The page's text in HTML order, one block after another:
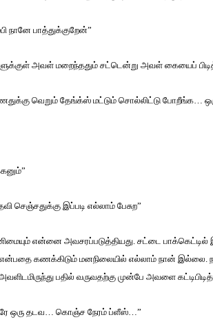
நானே பாத்துக்குறேன்”
அவள் மறைந்ததும் சட்டென்று அவள் கையைப்
வெறும் தேங்க்ஸ் மட்டும் சொல்லிட்டு போறீங்க…
செஞ்சதுக்கு இப்படி எல்லாம் பேசுற”
என்னை அவசரப்படுத்தியது. சட்டை
என்பதை கணக்கிடும் மனநிலையில் எல்லாம் நான்
பதில் வருவதற்கு முன்பே அவளை
ஒரு தடவ… கொஞ்ச நேரம் ப்ளீஸ்…”